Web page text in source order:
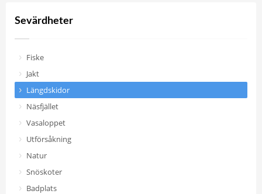
Sevärdheter
Fiske
Jakt
Längdskidor
Näsfjället
Vasaloppet
Utförsåkning
Natur
Snöskoter
Badplats